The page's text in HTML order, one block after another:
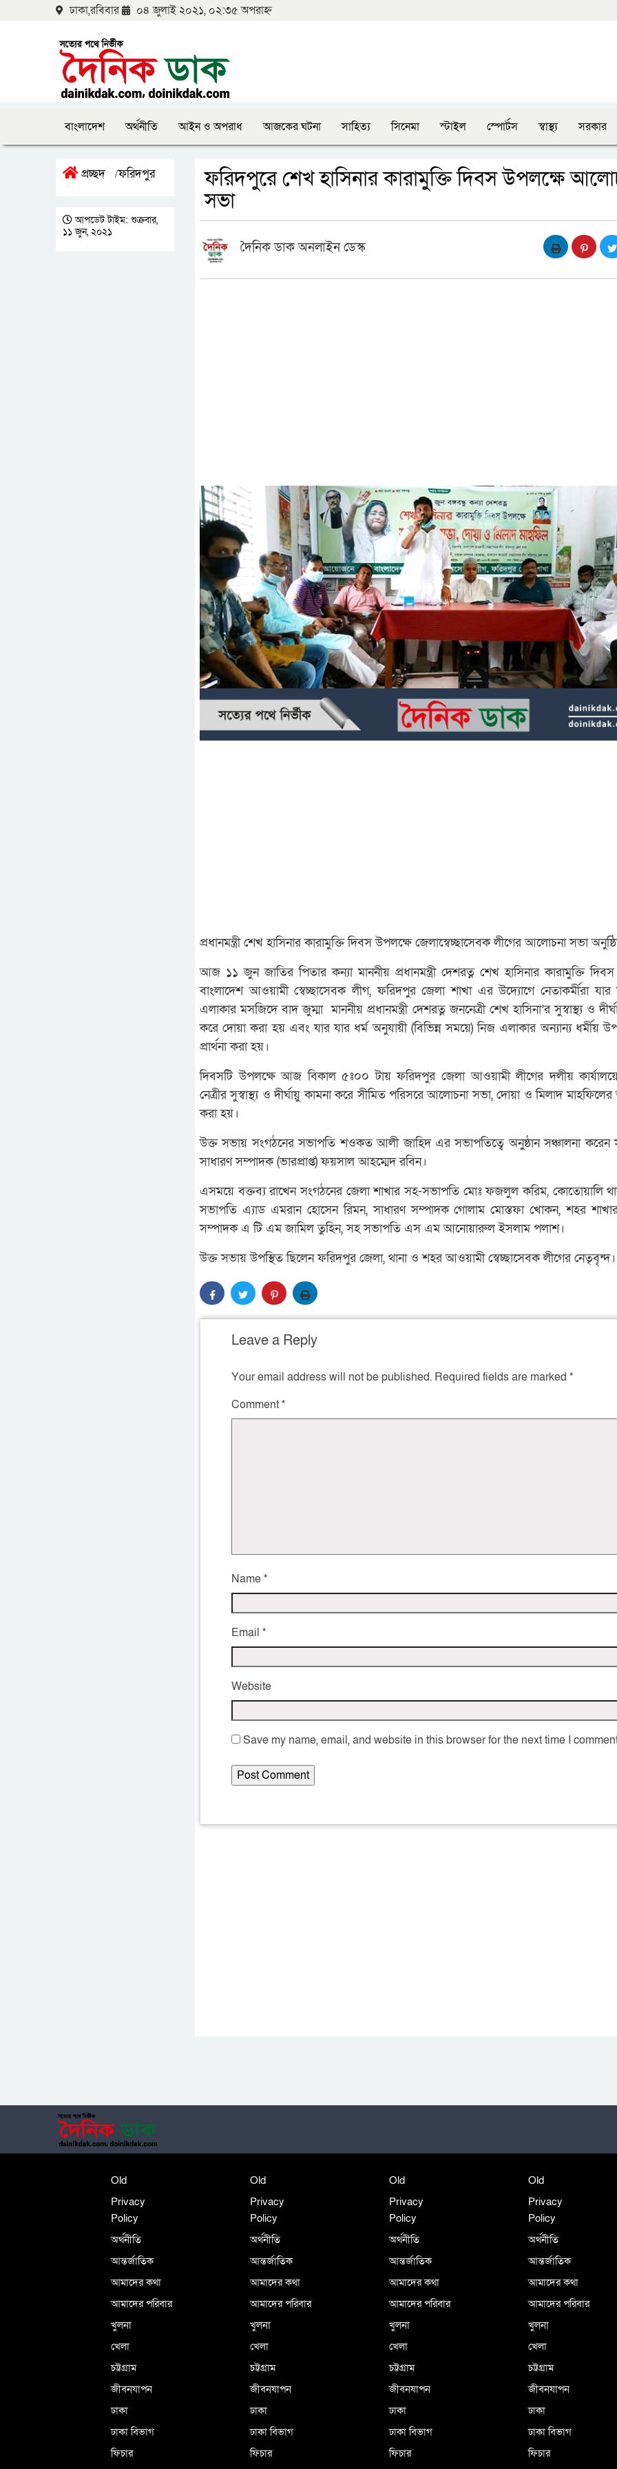
ঢাকা,রবিবার ০৪ জুলাই ২০২১, ০২:৩৫ অপরাহ্ন
বাংলাদেশ অর্থনীতি আইন ও অপরাধ আজকের ঘটনা সাহিত্য সিনেমা স্টাইল স্পোর্টস স্বাস্থ্য সরকার
প্রচ্ছদ /ফরিদপুর
আপডেট টাইম: শুক্রবার,
১১ জুন, ২০২১
ফরিদপুরে শেখ হাসিনার কারামুক্তি দিবস উপলক্ষে
সভা
দৈনিক ডাক অনলাইন ডেস্ক
প্রধানমন্ত্রী শেখ হাসিনার কারামুক্তি দিবস উপলক্ষে জেলাস্বেচ্ছাসেবক লীগের আলোচনা সভা
আজ ১১ জুন জাতির পিতার কন্যা মাননীয় প্রধানমন্ত্রী দেশরত্ন শেখ হাসিনার কারামুক্তি
বাংলাদেশ আওয়ামী স্বেচ্ছাসেবক লীগ, ফরিদপুর জেলা শাখা এর উদ্যোগে নেতাকর্মীরা যার
এলাকার মসজিদে বাদ জুম্মা মাননীয় প্রধানমন্ত্রী দেশরত্ন জননেত্রী শেখ হাসিনা’র সুস্বাস্থ্য ও
করে দোয়া করা হয় এবং যার যার ধর্ম অনুযায়ী (বিভিন্ন সময়ে) নিজ এলাকার অন্যান্য ধর্মীয়
প্রার্থনা করা হয়।
দিবসটি উপলক্ষে আজ বিকাল ৫ঃ০০ টায় ফরিদপুর জেলা আওয়ামী লীগের দলীয়
নেত্রীর সুস্বাস্থ্য ও দীর্ঘায়ু কামনা করে সীমিত পরিসরে আলোচনা সভা, দোয়া ও মিলাদ
করা হয়।
উক্ত সভায় সংগঠনের সভাপতি শওকত আলী জাহিদ এর সভাপতিত্বে অনুষ্ঠান সঞ্চালনা করেন
সাধারণ সম্পাদক (ভারপ্রাপ্ত) ফয়সাল আহম্মেদ রবিন।
এসময়ে বক্তব্য রাখেন সংগঠনের জেলা শাখার সহ-সভাপতি মোঃ ফজলুল করিম, কোতোয়ালি
সভাপতি এ্যাড এমরান হোসেন রিমন, সাধারণ সম্পাদক গোলাম মোস্তফা খোকন, শহর
সম্পাদক এ টি এম জামিল তুহিন, সহ সভাপতি এস এম আনোয়ারুল ইসলাম পলাশ।
উক্ত সভায় উপস্থিত ছিলেন ফরিদপুর জেলা, থানা ও শহর আওয়ামী স্বেচ্ছাসেবক লীগের নেতৃবৃন্দ।
Leave a Reply
Your email address will not be published. Required fields are marked *
Comment*
Name*
Email *
Website
Save my name, email, and website in this browser for the next time I
Old
Privacy
Policy
অর্থনীতি
আন্তর্জাতিক
আমাদের কথা
আমাদের পরিবার
খুলনা
খেলা
চট্টগ্রাম
জীবনযাপন
ঢাকা
ঢাকা বিভাগ
ফিচার
Old
Privacy
Policy
অর্থনীতি
আন্তর্জাতিক
আমাদের কথা
আমাদের পরিবার
খুলনা
খেলা
চট্টগ্রাম
জীবনযাপন
ঢাকা
ঢাকা বিভাগ
ফিচার
Old
Privacy
Policy
অর্থনীতি
আন্তর্জাতিক
আমাদের কথা
আমাদের পরিবার
খুলনা
খেলা
চট্টগ্রাম
জীবনযাপন
ঢাকা
ঢাকা বিভাগ
ফিচার
Old
Privacy
Policy
অর্থনীতি
আন্তর্জাতিক
আমাদের কথা
আমাদের পরিবার
খুলনা
খেলা
চট্টগ্রাম
জীবনযাপন
ঢাকা
ঢাকা বিভাগ
ফিচার